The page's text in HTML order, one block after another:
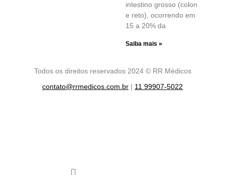
intestino grosso (colon
e reto), ocorrendo em
15 a 20% da
Saiba mais »
Todos os direitos reservados 2024 © RR Médicos
contato@rrmedicos.com.br | 11 99907-5022